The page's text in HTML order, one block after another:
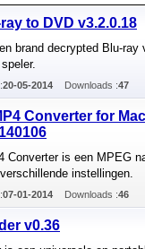
to DVD v3.2.0.18
brand decrypted Blu-
20-05-2014 Downloads :47
Converter for
Converter is een MPEG
instellingen.
07-01-2014 Downloads :46
v0.36